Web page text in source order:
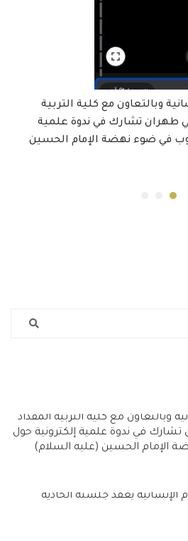
وبالتعاون مع كلية التربية
في طهران تشارك في ندوة علمية
في ضوء نهضة الإمام الحسين
وبالتعاون مع كلية التربية المقداد
في ندوة علمية إلكترونية حول
الإمام الحسين (عليه السلام)
يعقد جلسته الحادية